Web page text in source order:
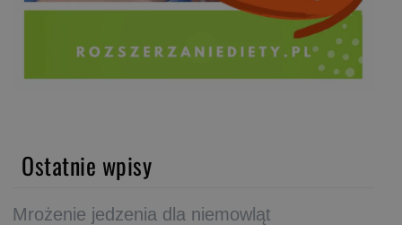
Ostatnie wpisy
Mrożenie jedzenia dla niemowląt